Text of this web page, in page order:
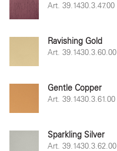
Art. 39.1430.3.47.00
Ravishing Gold
Art. 39.1430.3.60.00
Gentle Copper
Art. 39.1430.3.61.00
Sparkling Silver
Art. 39.1430.3.62.00